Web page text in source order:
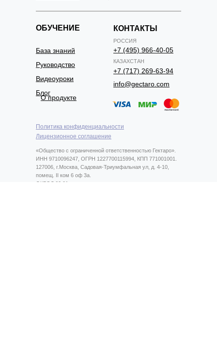
ОБУЧЕНИЕ
Руководство
Видеоуроки
КОНТАКТЫ
+7 (495) 966-40-05
info@gectaro.com
Политика конфиденциальности
Лицензионное соглашение
«Общество с ограниченной ответственностью Гектаро».
ИНН 9710096247, ОГРН 1227700115994, КПП 771001001.
127006, г.Москва, Садовая-Триумфальная ул, д. 4-10,
помещ. II ком 6 оф 3а.
ОКВЭД 62.01
База знаний
Блог
О продукте
+7 (717) 269-63-94
РОССИЯ
КАЗАХСТАН